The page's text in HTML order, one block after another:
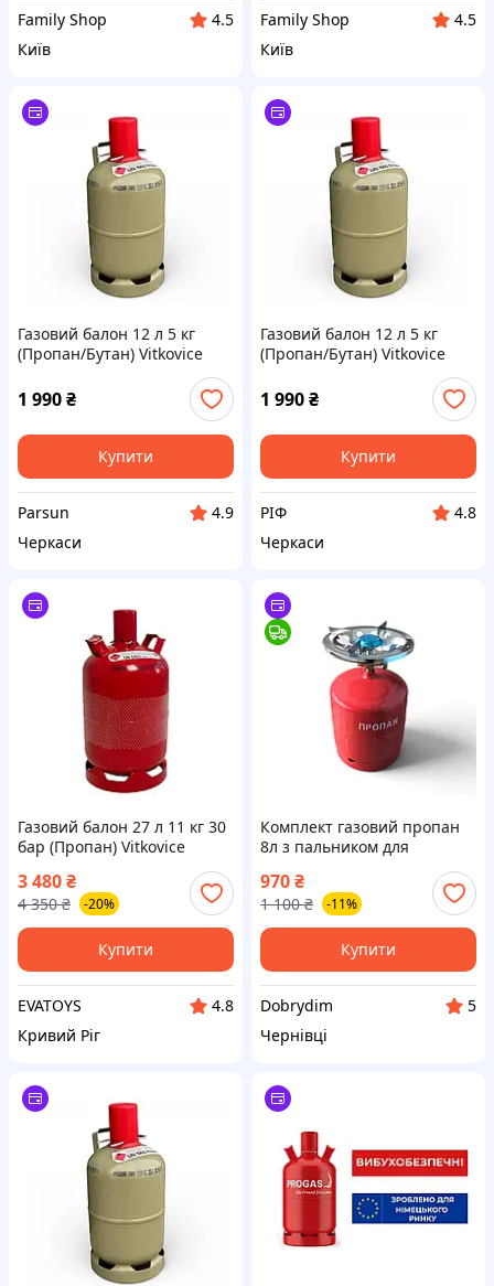
Family Shop
4.5
Київ
Family Shop
4.5
Київ
Газовий балон 12 л 5 кг
(Пропан/Бутан) Vitkovice
1 990₴
Купити
Parsun
4.9
Черкаси
Газовий балон 12 л 5 кг
(Пропан/Бутан) Vitkovice
1 990₴
Купити
РІФ
4.8
Черкаси
Газовий балон 27 л 11 кг 30
бар (Пропан) Vitkovice
3 480₴
4 350 ₴ -20%
Купити
EVATOYS
4.8
Кривий Ріг
Комплект газовий пропан
8л з пальником для
970₴
1 100 ₴ -11%
Купити
Dobrydim
5
Чернівці